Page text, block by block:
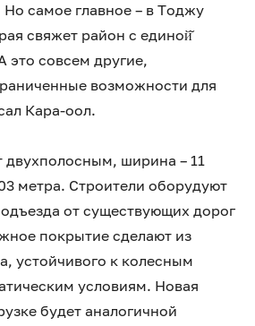
самое главное – в Тоджу
свяжет район с единой̆
это совсем другие,
возможности для
Кара-оол.
двухполосным, ширина – 11
метра. Строители оборудуют
от существующих дорог
покрытие сделают из
устойчивого к колесным
условиям. Новая
будет аналогичной